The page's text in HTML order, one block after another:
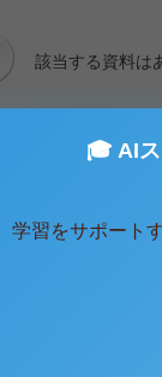
該当する資料は
🎓 AI
学習をサポート